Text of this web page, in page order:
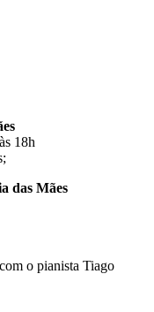
18h
das Mães
o pianista Tiago